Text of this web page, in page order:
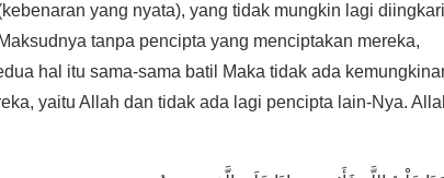
yang nyata), yang tidak mungkin lagi
tanpa pencipta yang menciptakan mereka,
hal itu sama-sama batil Maka tidak ada
yaitu Allah dan tidak ada lagi pencipta lain-Nya.